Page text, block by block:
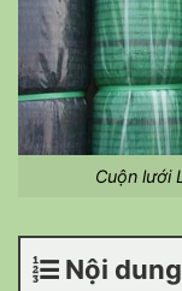
Cuộn lưới
Nội